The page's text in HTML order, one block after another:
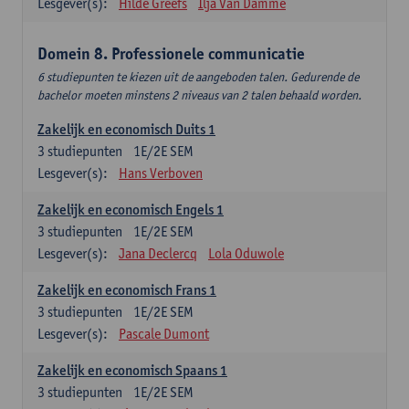
Domein 8. Professionele communicatie
6 studiepunten te kiezen uit de aangeboden talen. Gedurende de
bachelor moeten minstens 2 niveaus van 2 talen behaald worden.
Zakelijk en economisch Duits 1
1E/2E SEM
3 studiepunten
Lesgever(s):
Hans Verboven
Zakelijk en economisch Engels 1
1E/2E SEM
3 studiepunten
Lesgever(s):
Jana Declercq Lola Oduwole
Zakelijk en economisch Frans 1
1E/2E SEM
3 studiepunten
Lesgever(s):
Pascale Dumont
Zakelijk en economisch Spaans 1
1E/2E SEM
3 studiepunten